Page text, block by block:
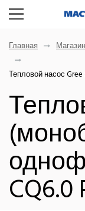
Главная Магазин
Тепловой насос